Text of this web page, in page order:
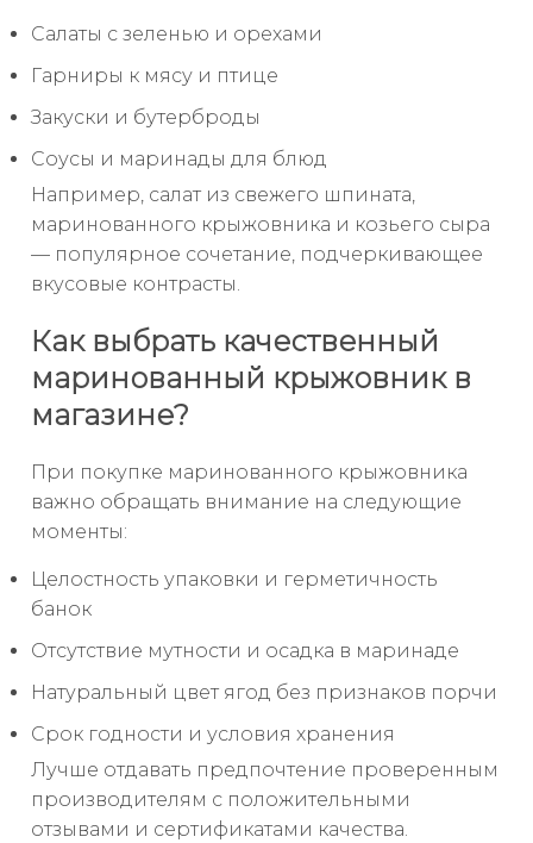
Салаты с зеленью и орехами
Гарниры к мясу и птице
Закуски и бутерброды
Соусы и маринады для блюд
Например, салат из свежего шпината,
маринованного крыжовника и козьего сыра
— популярное сочетание, подчеркивающее
вкусовые контрасты.
Как выбрать качественный
маринованный крыжовник в
магазине?
При покупке маринованного крыжовника
важно обращать внимание на следующие
моменты:
Целостность упаковки и герметичность
банок
Отсутствие мутности и осадка в маринаде
Натуральный цвет ягод без признаков порчи
Срок годности и условия хранения
Лучше отдавать предпочтение проверенным
производителям с положительными
отзывами и сертификатами качества.